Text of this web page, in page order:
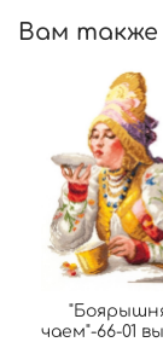
Вам
чаем"-66-01